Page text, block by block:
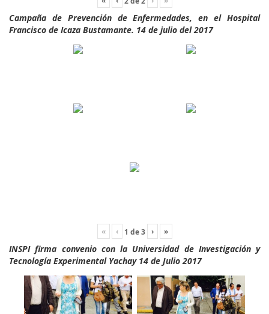
Campaña de Prevención de Enfermedades, en el Hospital
Francisco de Icaza Bustamante. 14 de julio del 2017
« ‹ 1 de3 › »
INSPI firma convenio con la Universidad de Investigación y
Tecnología Experimental Yachay 14 de Julio 2017